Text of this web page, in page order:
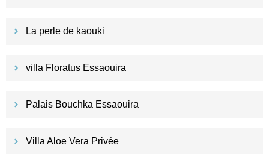
La perle de kaouki
villa Floratus Essaouira
Palais Bouchka Essaouira
Villa Aloe Vera Privée